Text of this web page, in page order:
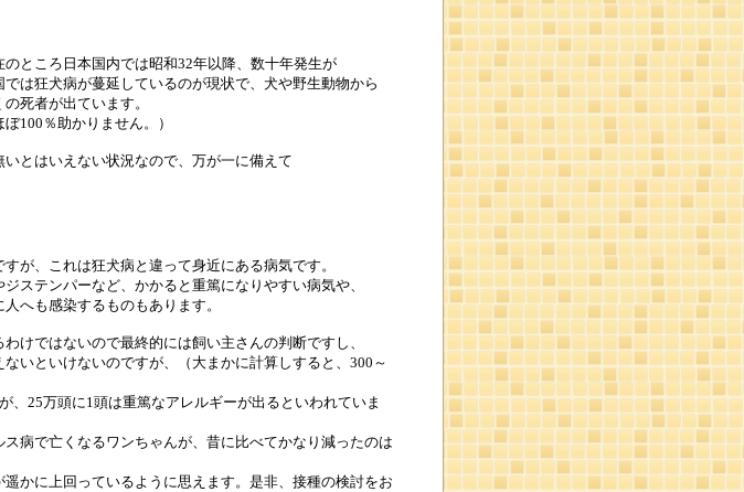
ところ日本国内では昭和32年以降、数十年発生が
は狂犬病が蔓延しているのが現状で、犬や野生動物から
死者が出ています。
100％助かりません。）
とはいえない状況なので、万が一に備えて
が、これは狂犬病と違って身近にある病気です。
ステンパーなど、かかると重篤になりやすい病気や、
へも感染するものもあります。
けではないので最終的には飼い主さんの判断ですし、
いといけないのですが、（大まかに計算しすると、300～
、25万頭に1頭は重篤なアレルギーが出るといわれていま
病で亡くなるワンちゃんが、昔に比べてかなり減ったのは
遥かに上回っているように思えます。是非、接種の検討をお